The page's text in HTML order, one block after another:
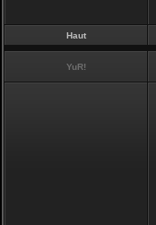
Haut
YuR!